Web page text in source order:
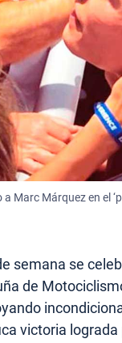
Marc Márquez en el
semana se
de
victoria lograda